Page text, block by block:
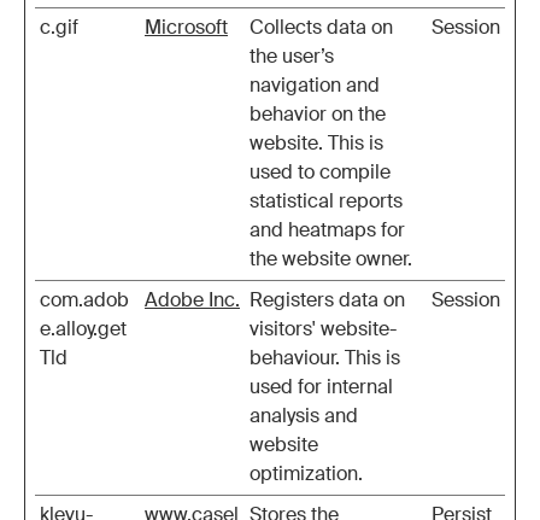
c.gif Microsoft
Collects data on
the user’s
navigation and
behavior on the
website. This is
used to compile
statistical reports
and heatmaps for
the website owner.
Session
com.adob
e.alloy.get
Tld
Adobe Inc. Registers data on
visitors' website-
behaviour. This is
used for internal
analysis and
website
optimization.
Session
klevu- www.casel Stores the Persist